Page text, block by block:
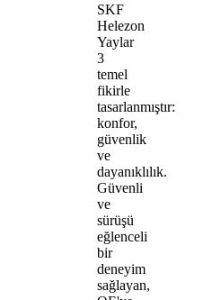
SKF
Helezon
Yaylar
3
temel
fikirle
tasarlanmıştır:
konfor,
güvenlik
ve
dayanıklılık.
Güvenli
ve
sürüşü
eğlenceli
bir
deneyim
sağlayan,